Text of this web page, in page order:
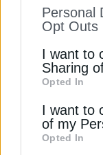
to your opt-
information
of
information
third parties
Downstream
Personal
Opt Outs
I want to
Sharing
Opted In
I want to
of my
Opted In
Lufthansa
πτήσεις
καλοκαίρι.
Ακόμη και αν
Στενά του
χρειαστεί
πετρελαίου